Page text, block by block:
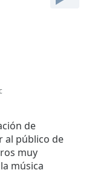
de
al público de
muy
música